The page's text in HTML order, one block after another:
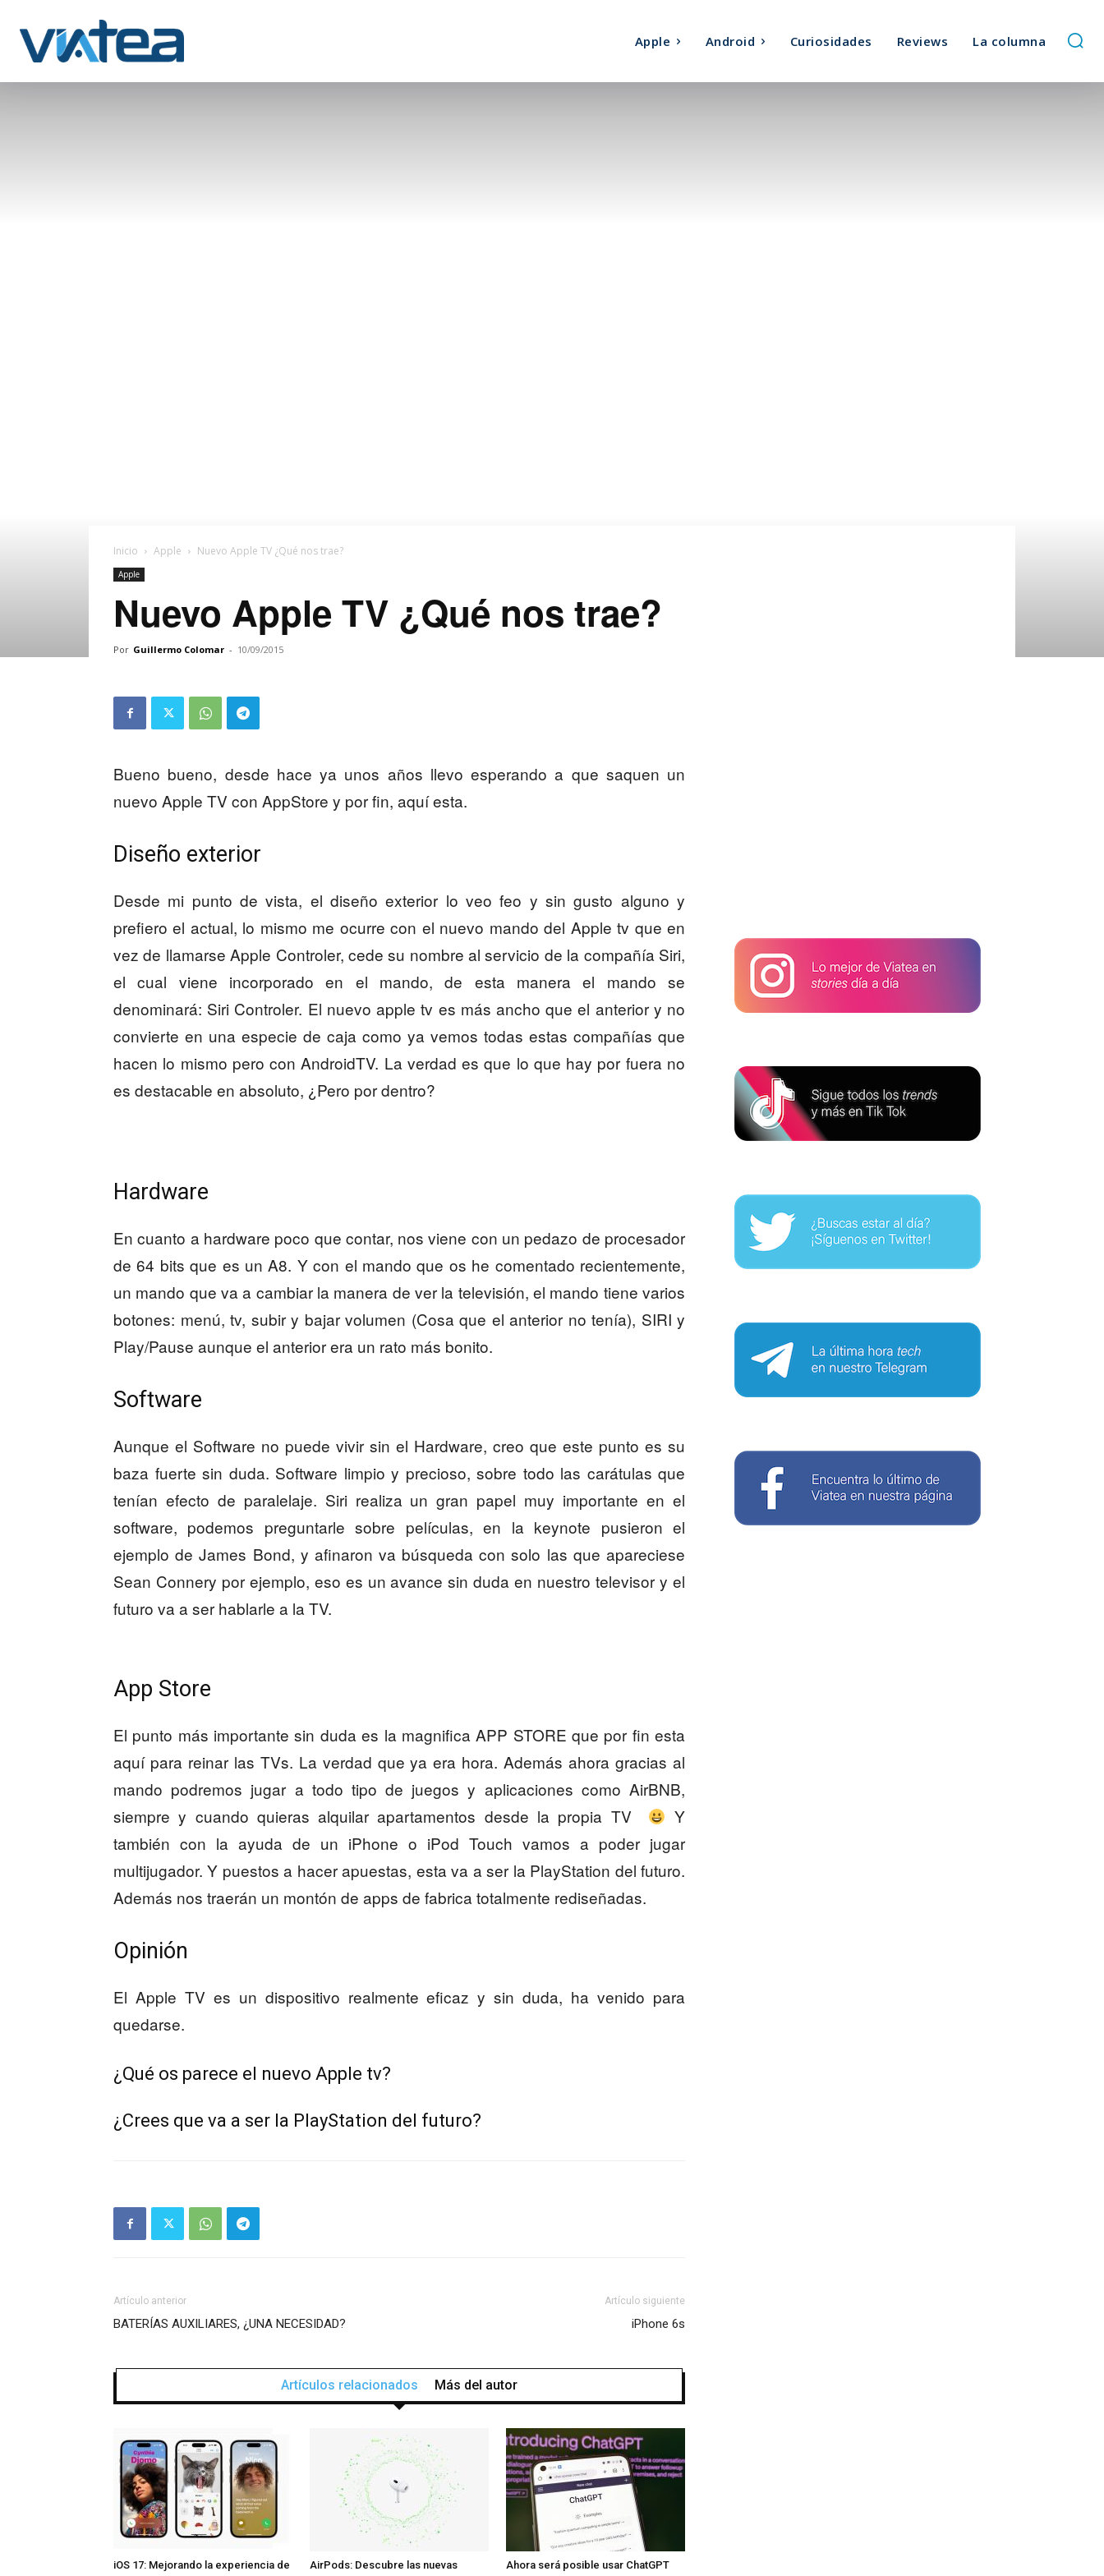
Apple Android Curiosidades Reviews La columna
Inicio Apple Nuevo Apple TV ¿Qué nos trae?
Apple
Nuevo Apple TV ¿Qué nos trae?
Por Guillermo Colomar - 10/09/2015
Bueno bueno, desde hace ya unos años llevo esperando a que saquen un
nuevo Apple TV con AppStore y por fin, aquí esta.
Diseño exterior
Desde mi punto de vista, el diseño exterior lo veo feo y sin gusto alguno y
prefiero el actual, lo mismo me ocurre con el nuevo mando del Apple tv que en
vez de llamarse Apple Controler, cede su nombre al servicio de la compañía Siri,
el cual viene incorporado en el mando, de esta manera el mando se
denominará: Siri Controler. El nuevo apple tv es más ancho que el anterior y no
convierte en una especie de caja como ya vemos todas estas compañías que
hacen lo mismo pero con AndroidTV. La verdad es que lo que hay por fuera no
es destacable en absoluto, ¿Pero por dentro?
Hardware
En cuanto a hardware poco que contar, nos viene con un pedazo de procesador
de 64 bits que es un A8. Y con el mando que os he comentado recientemente,
un mando que va a cambiar la manera de ver la televisión, el mando tiene varios
botones: menú, tv, subir y bajar volumen (Cosa que el anterior no tenía), SIRI y
Play/Pause aunque el anterior era un rato más bonito.
Software
Aunque el Software no puede vivir sin el Hardware, creo que este punto es su
baza fuerte sin duda. Software limpio y precioso, sobre todo las carátulas que
tenían efecto de paralelaje. Siri realiza un gran papel muy importante en el
software, podemos preguntarle sobre películas, en la keynote pusieron el
ejemplo de James Bond, y afinaron va búsqueda con solo las que apareciese
Sean Connery por ejemplo, eso es un avance sin duda en nuestro televisor y el
futuro va a ser hablarle a la TV.
App Store
El punto más importante sin duda es la magnifica APP STORE que por fin esta
aquí para reinar las TVs. La verdad que ya era hora. Además ahora gracias al
mando podremos jugar a todo tipo de juegos y aplicaciones como AirBNB,
siempre y cuando quieras alquilar apartamentos desde la propia TV
Y
también con la ayuda de un iPhone o iPod Touch vamos a poder jugar
multijugador. Y puestos a hacer apuestas, esta va a ser la PlayStation del futuro.
Además nos traerán un montón de apps de fabrica totalmente rediseñadas.
Opinión
El Apple TV es un dispositivo realmente eficaz y sin duda, ha venido para
quedarse.
¿Qué os parece el nuevo Apple tv?
¿Crees que va a ser la PlayStation del futuro?
Artículo anterior
BATERÍAS AUXILIARES, ¿UNA NECESIDAD?
Artículo siguiente
iPhone 6s
Artículos relacionados Más del autor
iOS 17: Mejorando la experiencia de
AirPods: Descubre las nuevas
Ahora será posible usar ChatGPT